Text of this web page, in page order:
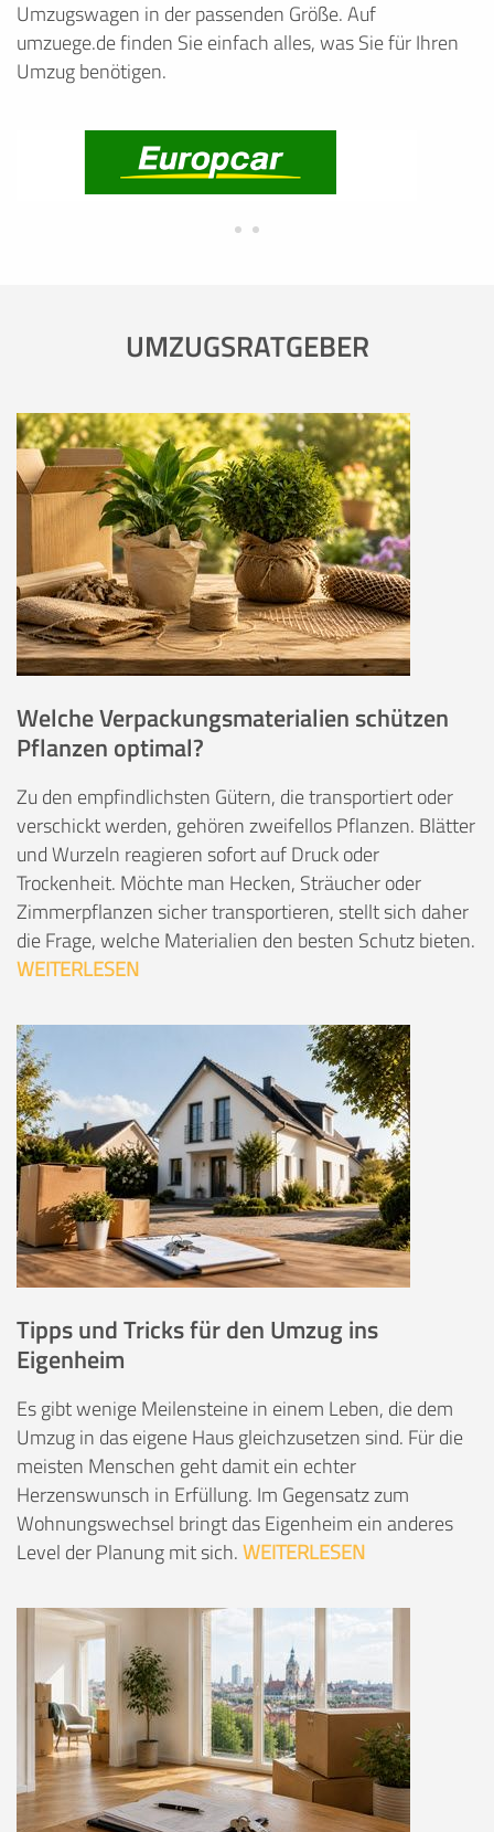
Umzugswagen in der passenden Größe. Auf
umzuege.de finden Sie einfach alles, was Sie für Ihren
Umzug benötigen.
UMZUGSRATGEBER
Welche Verpackungsmaterialien schützen
Pflanzen optimal?
Zu den empfindlichsten Gütern, die transportiert oder
verschickt werden, gehören zweifellos Pflanzen. Blätter
und Wurzeln reagieren sofort auf Druck oder
Trockenheit. Möchte man Hecken, Sträucher oder
Zimmerpflanzen sicher transportieren, stellt sich daher
die Frage, welche Materialien den besten Schutz bieten.
WEITERLESEN
Tipps und Tricks für den Umzug ins
Eigenheim
Es gibt wenige Meilensteine in einem Leben, die dem
Umzug in das eigene Haus gleichzusetzen sind. Für die
meisten Menschen geht damit ein echter
Herzenswunsch in Erfüllung. Im Gegensatz zum
Wohnungswechsel bringt das Eigenheim ein anderes
Level der Planung mit sich.WEITERLESEN